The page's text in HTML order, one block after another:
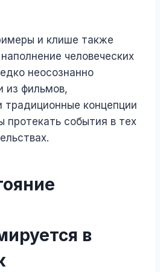
и клише также
человеческих
неосознанно
из фильмов,
традиционные концепции
протекать события в тех
в